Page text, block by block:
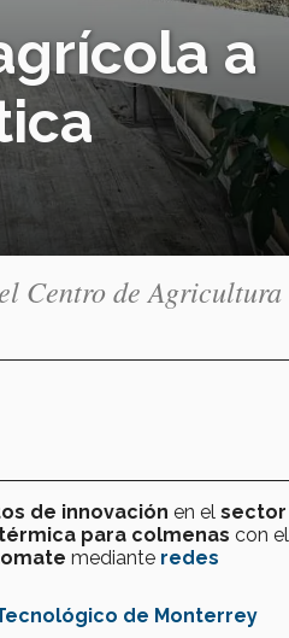
a
Centro de Agricultura
de innovación en el sector
para colmenas con el
mediante redes
de Monterrey